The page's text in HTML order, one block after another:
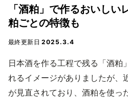
「酒粕」で作るおいしい
粕ごとの特徴も
最終更新日2025.3.4
日本酒を作る工程で残る「酒粕
れるイメージがありましたが、
が見直されており、酒粕を使っ